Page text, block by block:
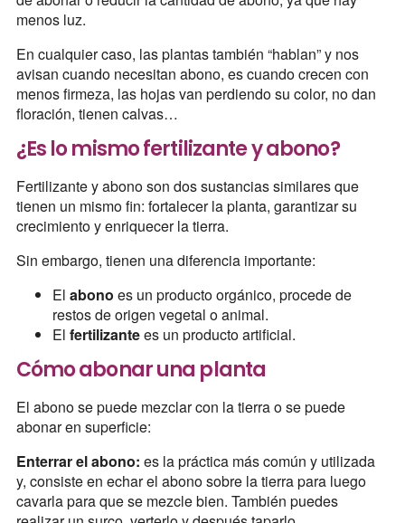
menos luz.
En cualquier caso, las plantas también “hablan” y nos
avisan cuando necesitan abono, es cuando crecen con
menos firmeza, las hojas van perdiendo su color, no dan
floración, tienen calvas…
¿Es lo mismo fertilizante y abono?
Fertilizante y abono son dos sustancias similares que
tienen un mismo fin: fortalecer la planta, garantizar su
crecimiento y enriquecer la tierra.
Sin embargo, tienen una diferencia importante:
El abono es un producto orgánico, procede de
restos de origen vegetal o animal.
El fertilizantees un producto artificial.
Cómo abonar una planta
El abono se puede mezclar con la tierra o se puede
abonar en superficie:
Enterrar el abono: es la práctica más común y utilizada
y, consiste en echar el abono sobre la tierra para luego
cavarla para que se mezcle bien. También puedes